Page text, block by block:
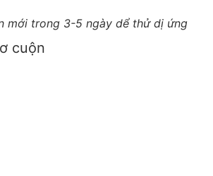
mới trong 3-5 ngày dể thử dị ứng
cuộn